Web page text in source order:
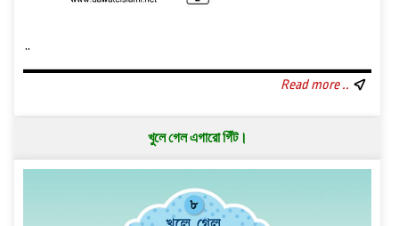
..
Read more ..
খুলে গেল এগারো গিঁট।